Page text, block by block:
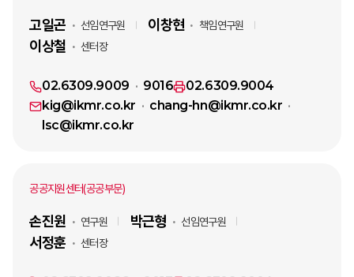
고일곤 선임연구원 이창현 책임연구원
이상철 센터장
02.6309.9009 9016
02.6309.9004
kig@ikmr.co.kr
chang-hn@ikmr.co.kr
lsc@ikmr.co.kr
공공지원센터(공공부문)
손진원 연구원 박근형 선임연구원
서정훈 센터장